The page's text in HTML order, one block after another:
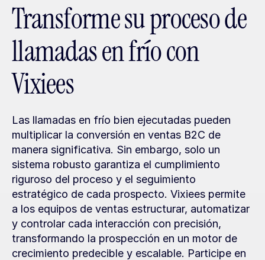
Transforme su proceso de
llamadas en frío con
Vixiees
Las llamadas en frío bien ejecutadas pueden
multiplicar la conversión en ventas B2C de
manera significativa. Sin embargo, solo un
sistema robusto garantiza el cumplimiento
riguroso del proceso y el seguimiento
estratégico de cada prospecto. Vixiees permite
a los equipos de ventas estructurar, automatizar
y controlar cada interacción con precisión,
transformando la prospección en un motor de
crecimiento predecible y escalable. Participe en